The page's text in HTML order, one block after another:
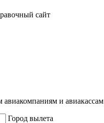
сайт
и авиакассам
Город вылета